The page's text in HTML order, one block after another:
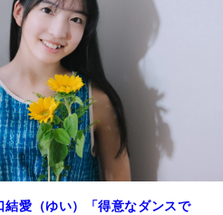
愛（ゆい）「得意なダンスで